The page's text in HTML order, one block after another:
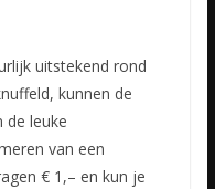
uitstekend rond
kunnen de
de leuke
van een
€ 1,– en kun je